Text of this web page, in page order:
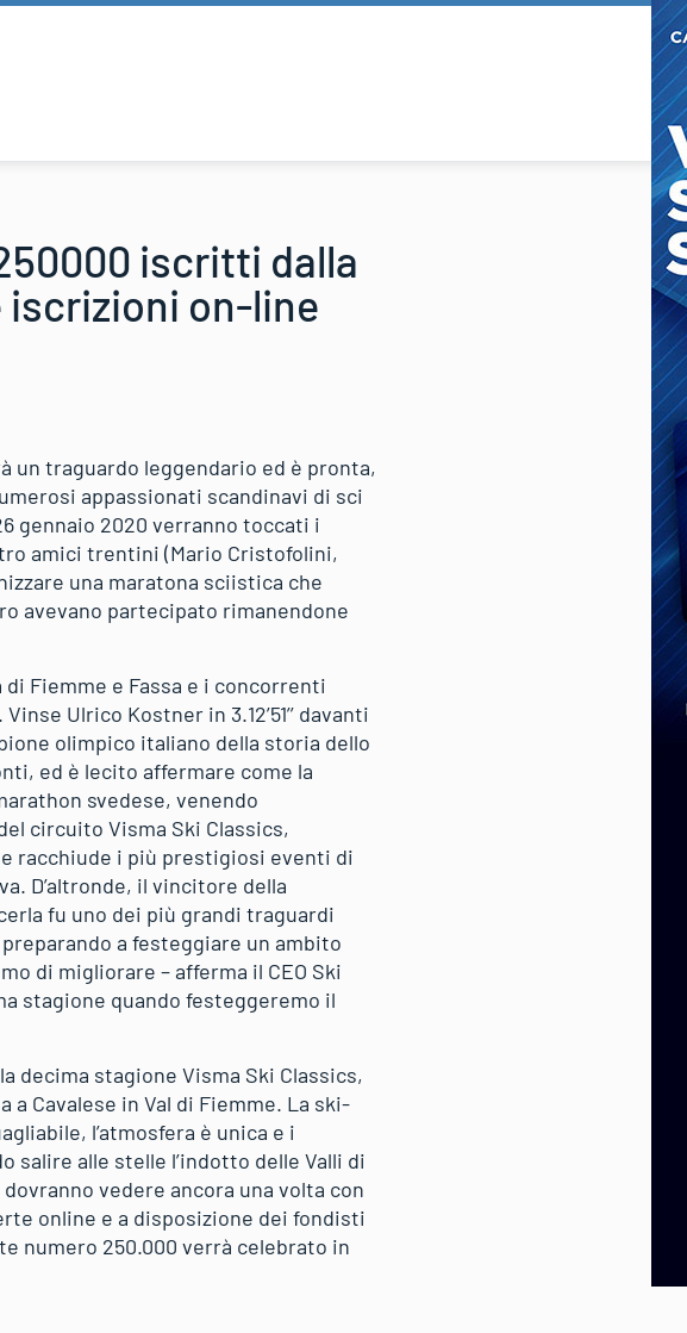
iscritti dalla
iscrizioni on-line
un traguardo leggendario ed è pronta,
appassionati scandinavi di sci
gennaio 2020 verranno toccati i
amici trentini (Mario Cristofolini,
una maratona sciistica che
avevano partecipato rimanendone
di Fiemme e Fassa e i concorrenti
Ulrico Kostner in 3.12’51’’ davanti
olimpico italiano della storia dello
ed è lecito affermare come la
svedese, venendo
circuito Visma Ski Classics,
racchiude i più prestigiosi eventi di
D’altronde, il vincitore della
fu uno dei più grandi traguardi
a festeggiare un ambito
di migliorare – afferma il CEO Ski
stagione quando festeggeremo il
decima stagione Visma Ski Classics,
a Cavalese in Val di Fiemme. La ski-
l’atmosfera è unica e i
alle stelle l’indotto delle Valli di
vedere ancora una volta con
online e a disposizione dei fondisti
numero 250.000 verrà celebrato in